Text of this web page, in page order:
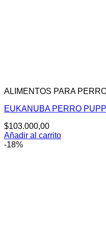
ALIMENTOS PARA
EUKANUBA PERRO
$103.000,00
Añadir al carrito
-18%